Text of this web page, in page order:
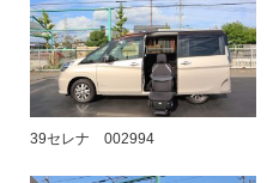
39セレナ 002994